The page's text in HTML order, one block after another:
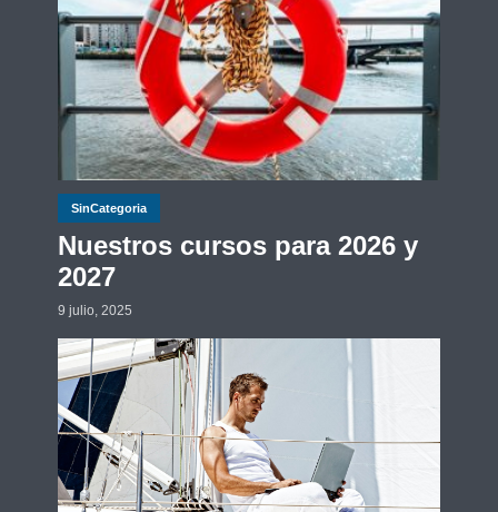
SinCategoria
Nuestros cursos para 2026 y
2027
9 julio, 2025